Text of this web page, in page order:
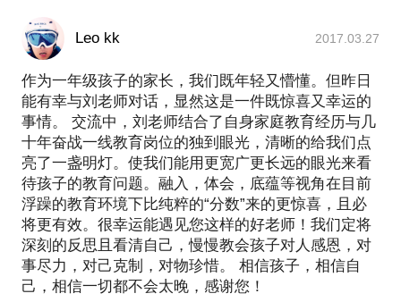
Leo kk 2017.03.27
作为一年级孩子的家长，我们既年轻又懵懂。但昨日
能有幸与刘老师对话，显然这是一件既惊喜又幸运的
事情。 交流中，刘老师结合了自身家庭教育经历与几
十年奋战一线教育岗位的独到眼光，清晰的给我们点
亮了一盏明灯。使我们能用更宽广更长远的眼光来看
待孩子的教育问题。融入，体会，底蕴等视角在目前
浮躁的教育环境下比纯粹的“分数”来的更惊喜，且必
将更有效。很幸运能遇见您这样的好老师！我们定将
深刻的反思且看清自己，慢慢教会孩子对人感恩，对
事尽力，对己克制，对物珍惜。 相信孩子，相信自
己，相信一切都不会太晚，感谢您！